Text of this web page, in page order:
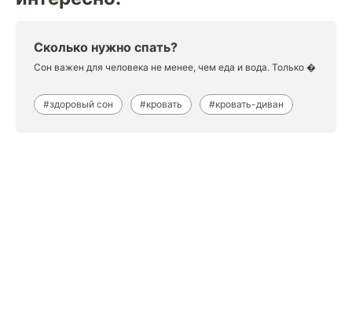
Сколько нужно спать?
Сон важен для человека не менее, чем еда и вода. Только �
#здоровый сон #кровать #кровать-диван